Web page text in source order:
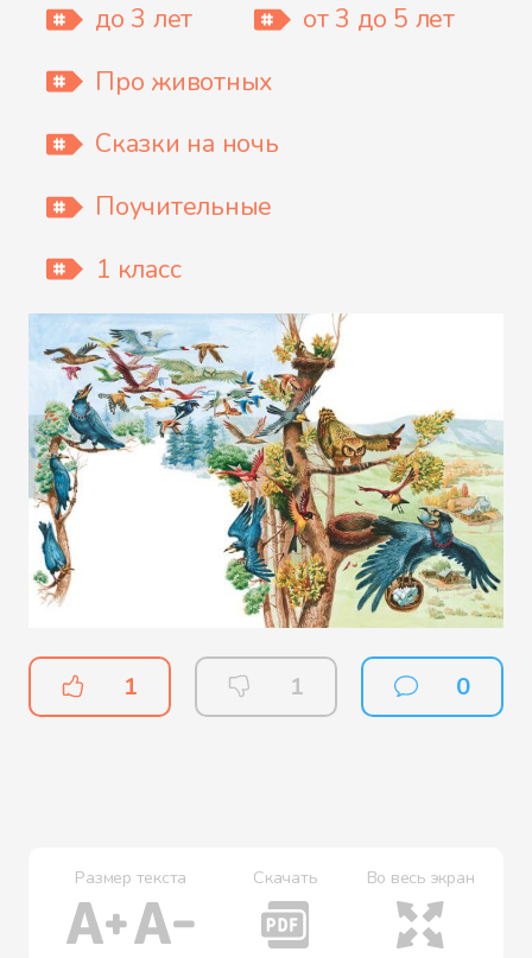
до 3 лет
от 3 до 5 лет
Про животных
Сказки на ночь
Поучительные
1 класс
1 1 0
Размер текста Скачать Во весь экран